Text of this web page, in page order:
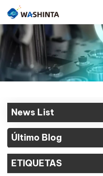
Mix Color Online
News List
Último Blog
ETIQUETAS